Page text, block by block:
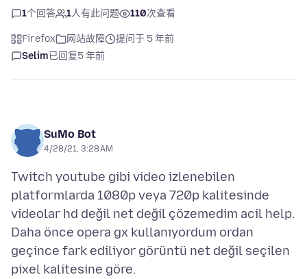
1个回答 1人有此问题 110次查看
Firefox 网站故障
提问于 5 年前
Selim已回复5 年前
SuMo Bot
4/28/21, 3:28 AM
Twitch youtube gibi video izlenebilen
platformlarda 1080p veya 720p kalitesinde
videolar hd değil net değil çözemedim acil help.
Daha önce opera gx kullanıyordum ordan
geçince fark ediliyor görüntü net değil seçilen